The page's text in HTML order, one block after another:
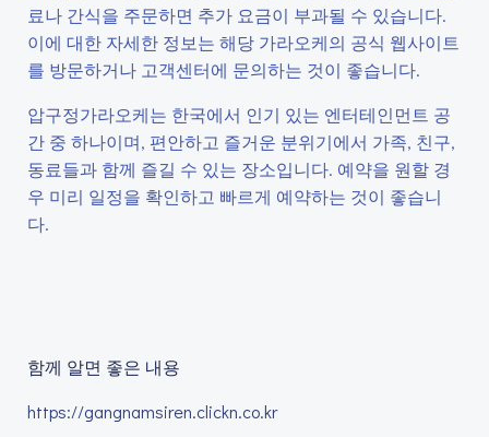
료나 간식을 주문하면 추가 요금이 부과될 수 있습니다.
이에 대한 자세한 정보는 해당 가라오케의 공식 웹사이트
를 방문하거나 고객센터에 문의하는 것이 좋습니다.
압구정가라오케는 한국에서 인기 있는 엔터테인먼트 공
간 중 하나이며, 편안하고 즐거운 분위기에서 가족, 친구,
동료들과 함께 즐길 수 있는 장소입니다. 예약을 원할 경
우 미리 일정을 확인하고 빠르게 예약하는 것이 좋습니
다.
함께 알면 좋은 내용
https://gangnamsiren.clickn.co.kr